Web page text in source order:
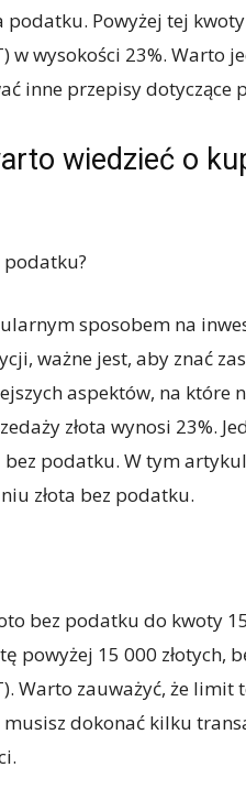
podatku. Powyżej tej
w wysokości 23%. Warto
inne przepisy dotyczące
wiedzieć o
podatku?
sposobem na
ważne jest, aby znać
aspektów, na które
złota wynosi 23%.
bez podatku. W tym
złota bez podatku.
bez podatku do kwoty
powyżej 15 000 złotych,
Warto zauważyć, że limit
musisz dokonać kilku